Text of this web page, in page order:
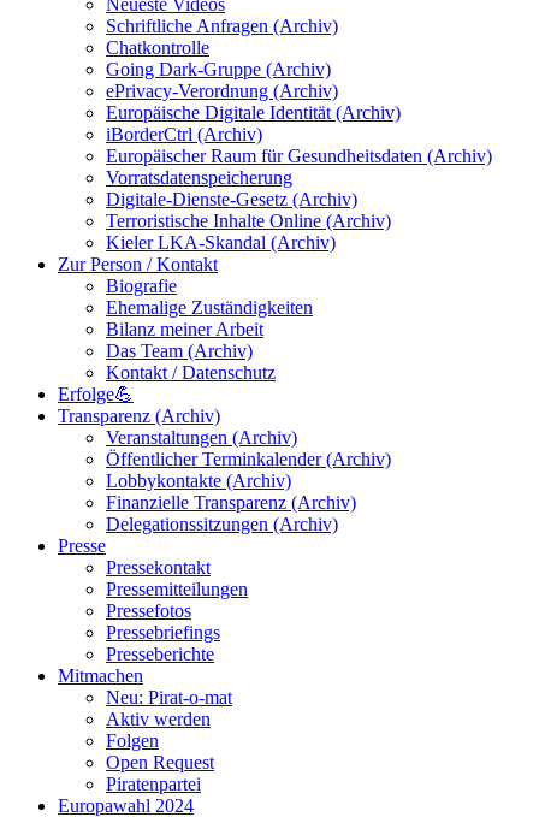
Neueste Videos
Schriftliche Anfragen (Archiv)
Chatkontrolle
Going Dark-Gruppe (Archiv)
ePrivacy-Verordnung (Archiv)
Europäische Digitale Identität (Archiv)
iBorderCtrl (Archiv)
Europäischer Raum für Gesundheitsdaten (Archiv)
Vorratsdatenspeicherung
Digitale-Dienste-Gesetz (Archiv)
Terroristische Inhalte Online (Archiv)
Kieler LKA-Skandal (Archiv)
Zur Person / Kontakt
Biografie
Ehemalige Zuständigkeiten
Bilanz meiner Arbeit
Das Team (Archiv)
Kontakt / Datenschutz
Erfolge💪
Transparenz (Archiv)
Veranstaltungen (Archiv)
Öffentlicher Terminkalender (Archiv)
Lobbykontakte (Archiv)
Finanzielle Transparenz (Archiv)
Delegationssitzungen (Archiv)
Presse
Pressekontakt
Pressemitteilungen
Pressefotos
Pressebriefings
Presseberichte
Mitmachen
Neu: Pirat-o-mat
Aktiv werden
Folgen
Open Request
Piratenpartei
Europawahl 2024